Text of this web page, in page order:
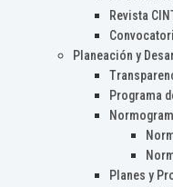
Revista
Planeación y
Programa
Planes y